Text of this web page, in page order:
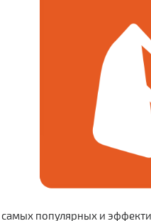
самых популярных и